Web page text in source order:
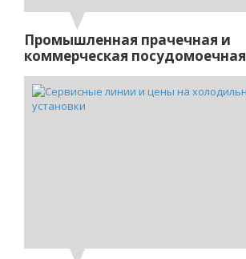
Промышленная прачечная и
коммерческая посудомоечная